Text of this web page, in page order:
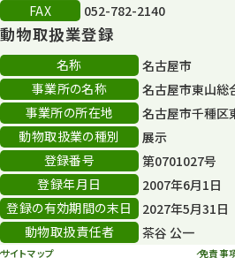
FAX
052-782-2140
動物取扱業登録
名称
名古屋市
事業所の名称
名古屋市東山総
事業所の所在地
名古屋市千種区
動物取扱業の種別
展示
登録番号
第0701027号
登録年月日
2007年6月1日
登録の有効期間の末日
2027年5月31日
動物取扱責任者
茶谷 公一
サイトマップ 免責事